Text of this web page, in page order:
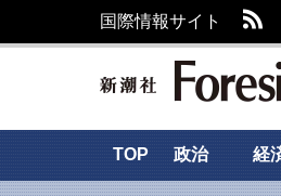
国際情報サイト
TOP 政治 経